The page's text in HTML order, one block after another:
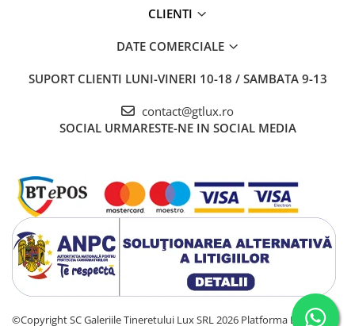
CLIENTI
DATE COMERCIALE
SUPORT CLIENTI LUNI-VINERI 10-18 / SAMBATA 9-13
contact@gtlux.ro
SOCIAL URMARESTE-NE IN SOCIAL MEDIA
©Copyright SC Galeriile Tineretului Lux SRL 2026 Platforma E-